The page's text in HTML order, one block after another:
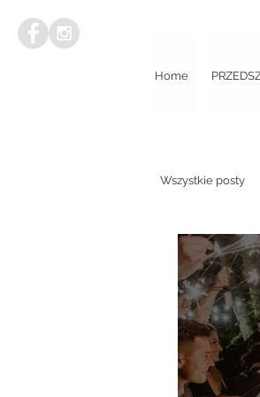
Home
Wszystkie posty
Mini sesja
Plener
Poradnik